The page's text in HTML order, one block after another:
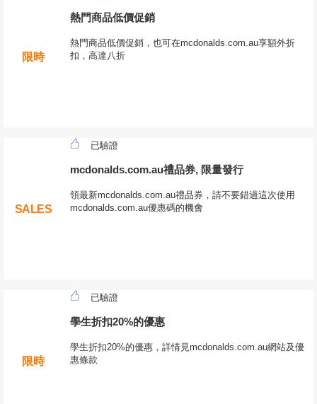
限時
熱門商品低價促銷
熱門商品低價促銷，也可在mcdonalds.com.au享額外折
扣，高達八折
SALES
已驗證
mcdonalds.com.au禮品券, 限量發行
領最新mcdonalds.com.au禮品券，請不要錯過這次使用
mcdonalds.com.au優惠碼的機會
限時
已驗證
學生折扣20%的優惠
學生折扣20%的優惠，詳情見mcdonalds.com.au網站及優
惠條款